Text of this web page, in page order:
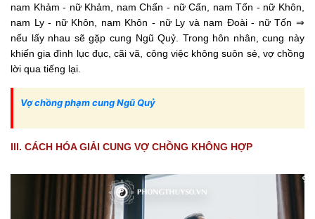
nam Khảm - nữ Khảm, nam Chấn - nữ Cấn, nam Tốn - nữ Khôn,
nam Ly - nữ Khôn, nam Khôn - nữ Ly và nam Đoài - nữ Tốn ⇒
nếu lấy nhau sẽ gặp cung Ngũ Quỷ. Trong hôn nhân, cung này
khiến gia đình lục đục, cãi vã, công việc không suôn sẻ, vợ chồng
lời qua tiếng lại.
Vợ chồng phạm cung Ngũ Quỷ
III. CÁCH HÓA GIẢI CUNG VỢ CHỒNG KHÔNG HỢP